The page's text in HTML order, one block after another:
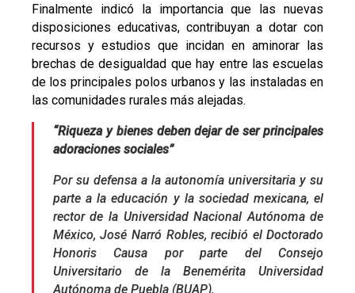
Finalmente indicó la importancia que las nuevas
disposiciones educativas, contribuyan a dotar con
recursos y estudios que incidan en aminorar las
brechas de desigualdad que hay entre las escuelas
de los principales polos urbanos y las instaladas en
las comunidades rurales más alejadas.
“Riqueza y bienes deben dejar de ser principales
adoraciones sociales”
Por su defensa a la autonomía universitaria y su
parte a la educación y la sociedad mexicana, el
rector de la Universidad Nacional Autónoma de
México, José Narró Robles, recibió el Doctorado
Honoris Causa por parte del Consejo
Universitario de la Benemérita Universidad
Autónoma de Puebla (BUAP),